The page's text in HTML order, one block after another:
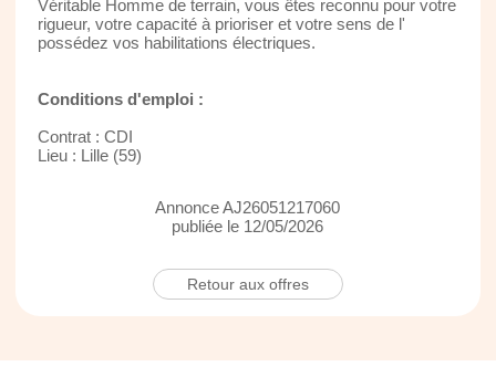
Véritable Homme de terrain, vous êtes reconnu pour votre
rigueur, votre capacité à prioriser et votre sens de l'
possédez vos habilitations électriques.
Conditions d'emploi :
Contrat : CDI
Lieu : Lille (59)
Annonce AJ26051217060
publiée le 12/05/2026
Retour aux offres